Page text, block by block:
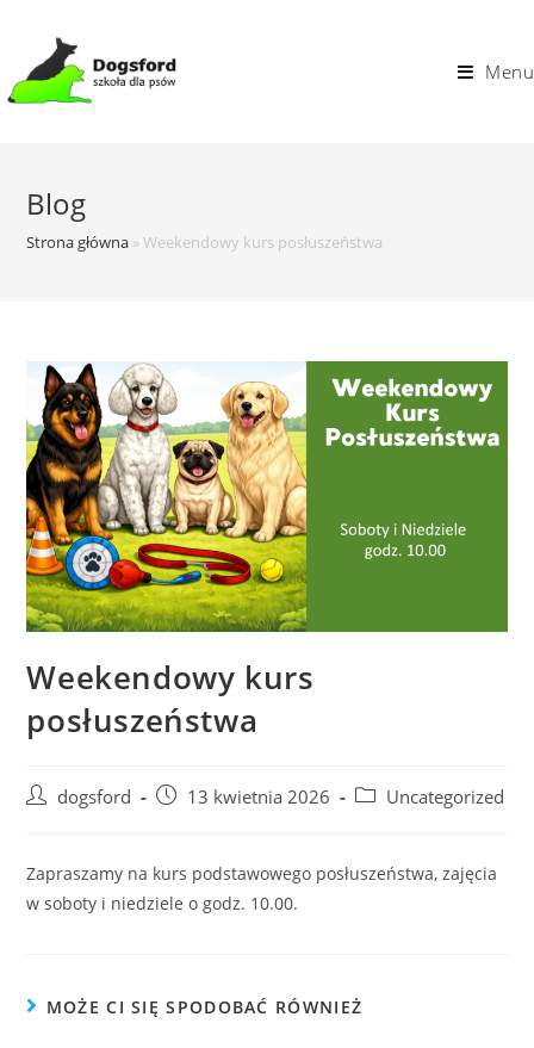
content
Menu
Blog
Strona główna »Weekendowy kurs posłuszeństwa
Weekendowy kurs
posłuszeństwa
Postdogsford
Post13 kwietnia 2026
PostUncategorized
Zapraszamy na kurs podstawowego posłuszeństwa, zajęcia
w soboty i niedziele o godz. 10.00.
MOŻE CI SIĘ SPODOBAĆ RÓWNIEŻ